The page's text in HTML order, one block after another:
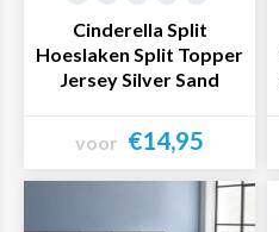
Cinderella Split
Hoeslaken Split Topper
Jersey Silver Sand
voor €14,95